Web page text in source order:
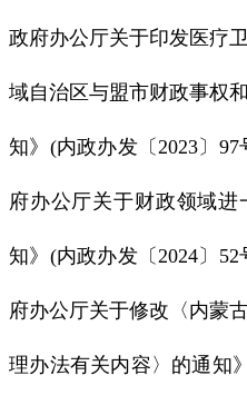
政府办公厅关于印发医疗
域自治区与盟市财政事权
知》(内政办发〔2023〕
府办公厅关于财政领域
知》(内政办发〔2024〕
府办公厅关于修改〈内蒙
理办法有关内容〉的通知